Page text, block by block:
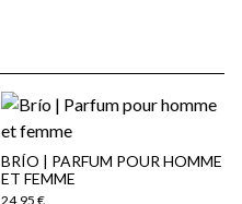
BRÍO | PARFUM POUR HOMME
ET FEMME
24,95 €